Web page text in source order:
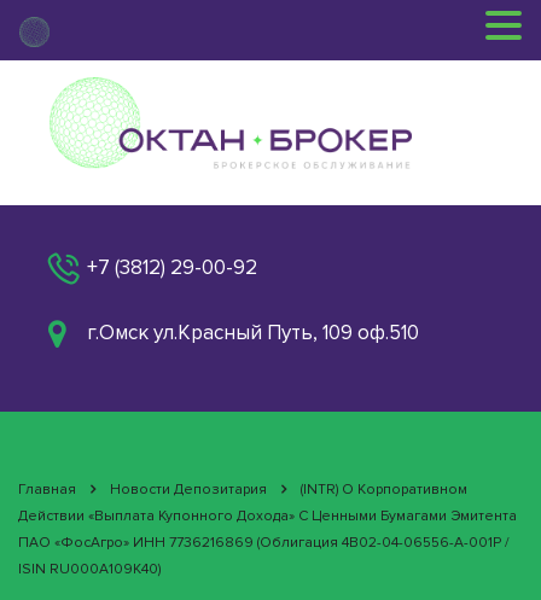
+7 (3812) 29-00-92
г.Омск ул.Красный Путь, 109 оф.510
Главная Новости Депозитария
(INTR) О Корпоративном
Действии «Выплата Купонного Дохода» С Ценными Бумагами Эмитента
ПАО «ФосАгро» ИНН 7736216869 (облигация 4B02-04-06556-A-001P /
ISIN RU000A109K40)